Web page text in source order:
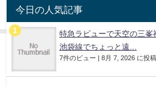
今日の人気記事
特急ラビューで天空の三峯
池袋線でちょっと遠...
7件のビュー | 8月 7, 2026 に投